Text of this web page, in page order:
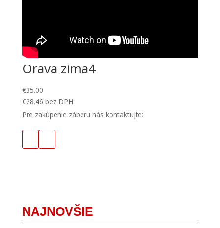
Orava zima4
€35.00
€28.46 bez DPH
Pre zakúpenie záberu nás kontaktujte:
NAJNOVŠIE